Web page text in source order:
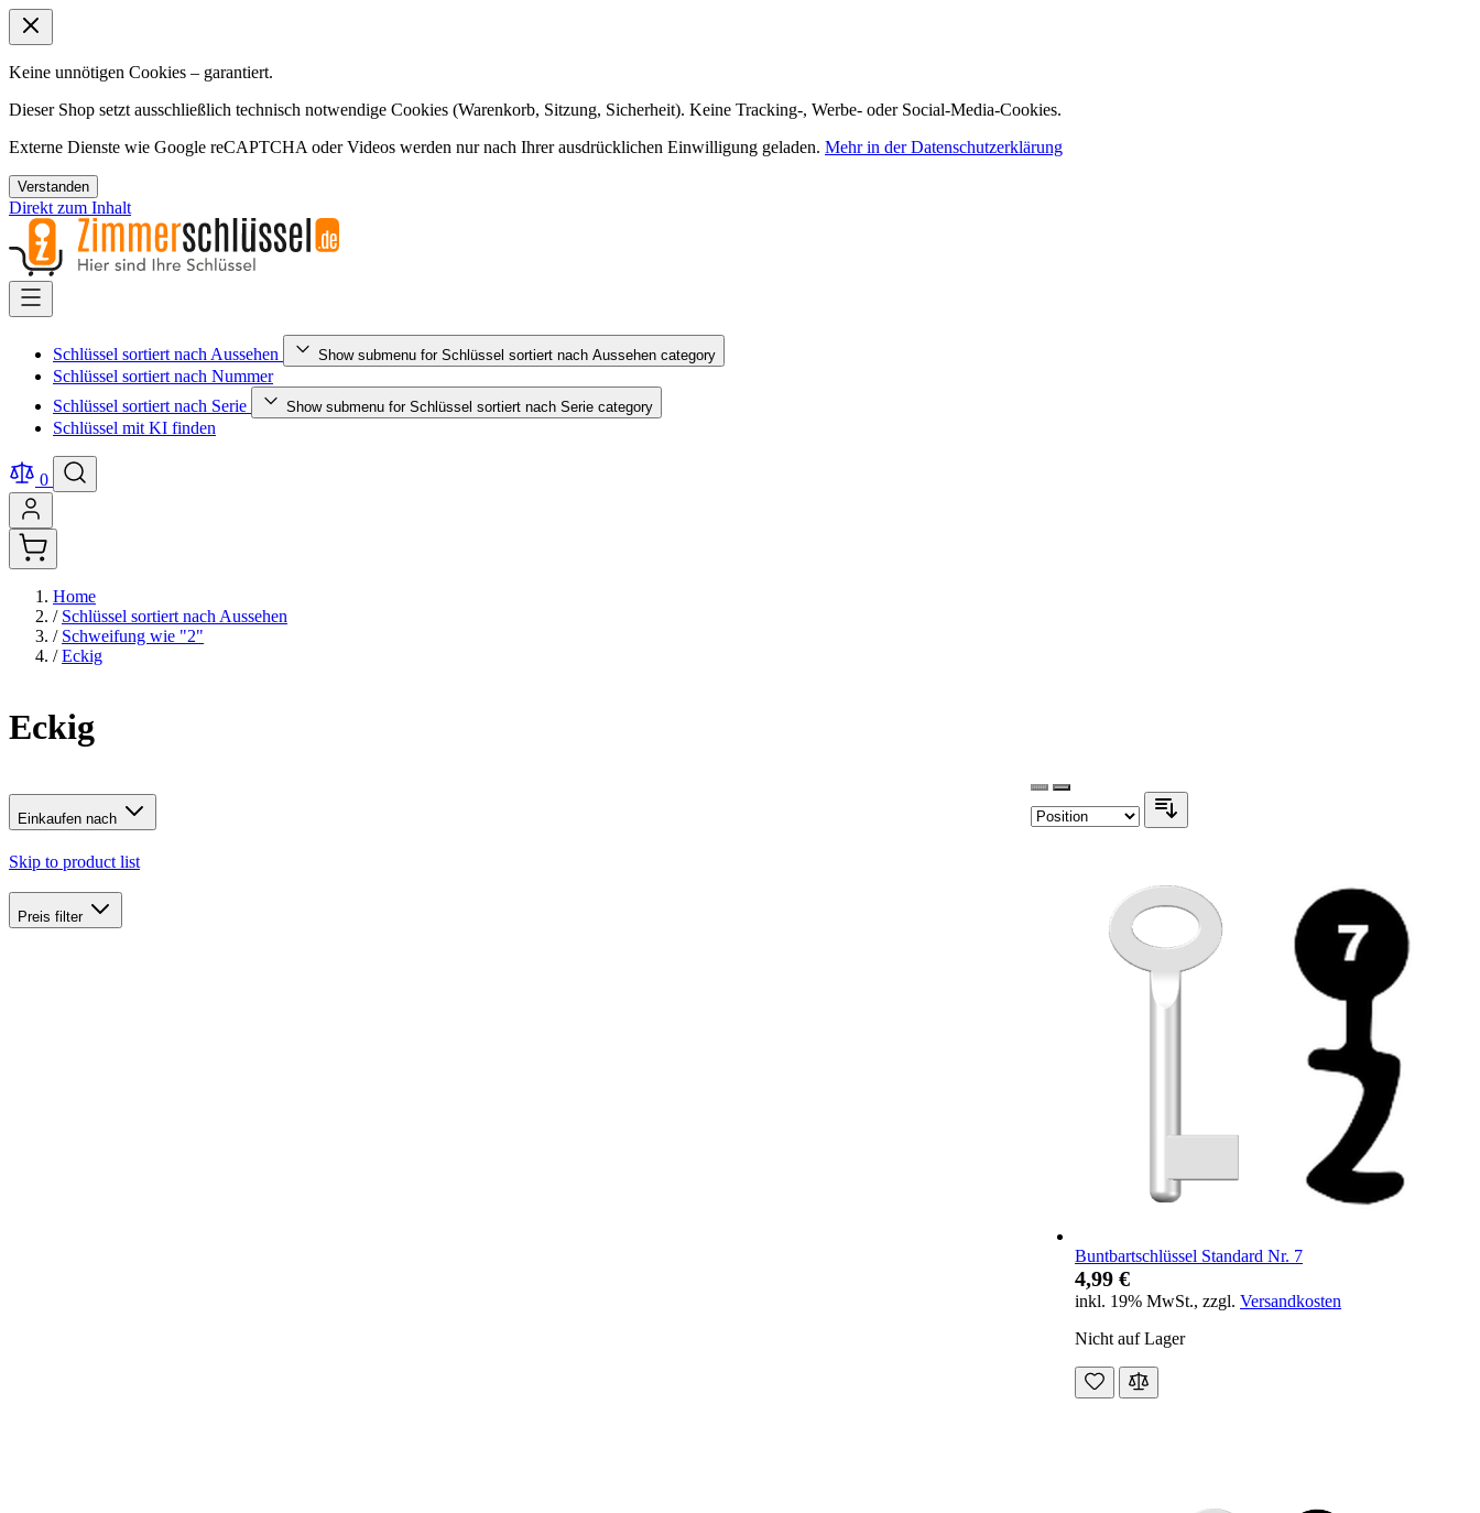
Keine unnötigen Cookies – garantiert.
Dieser Shop setzt ausschließlich technisch notwendige Cookies (Warenkorb, Sitzung, Sicherheit). Keine Tracking-, Werbe- oder Social-Media-Cookies.
Externe Dienste wie Google reCAPTCHA oder Videos werden nur nach Ihrer ausdrücklichen Einwilligung geladen. Mehr in der Datenschutzerklärung
Verstanden
Direkt zum Inhalt
Schlüssel sortiert nach Aussehen Show submenu for Schlüssel sortiert nach Aussehen category
Schlüssel sortiert nach Nummer
Schlüssel sortiert nach Serie
Show submenu for Schlüssel sortiert nach Serie category
Schlüssel mit KI finden
0
Home
/ Schlüssel sortiert nach Aussehen
/ Schweifung wie "2"
/ Eckig
Eckig
Einkaufen nach
Skip to product list
Preis filter
Buntbartschlüssel Standard Nr. 7
4,99 €
inkl. 19% MwSt., zzgl. Versandkosten
Nicht auf Lager